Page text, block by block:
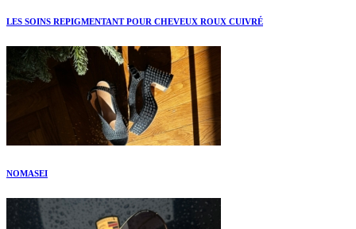
LES SOINS REPIGMENTANT POUR CHEVEUX ROUX CUIVRÉ
NOMASEI